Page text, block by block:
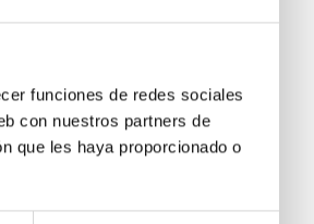
funciones de redes sociales
con nuestros partners de
que les haya proporcionado o